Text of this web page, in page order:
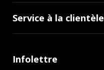
Service à la clientèle
Infolettre